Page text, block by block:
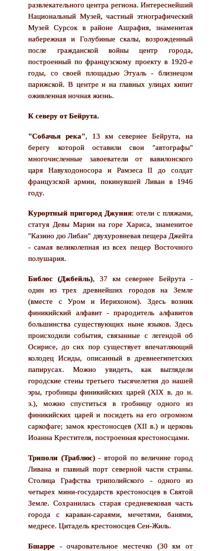
развлекательного центра региона. Интереснейший
Национальный Музей, частный этнографический
Музей Сурсок в районе Ашрафия, знаменитая
набережная и Голубиные скалы, возрожденный
после гражданской войны центр города,
построенный по французскому проекту в 1920-е
годы, со своей площадью Этуаль - близнецом
парижской. В центре и на главных улицах кипит
оживленная ночная жизнь.
К северу от Бейрута.
"Собачья река", 13 км севернее Бейрута, на
берегу которой оставили свои "автографы"
многочисленные завоеватели от вавилонского
царя Навуходоносора и Рамзеса II до солдат
французской армии, покинувшей Ливан в 1946
году.
Курортный пригород Джуния: отели с пляжами,
статуя Девы Марии на горе Хариса, знаменитое
"Казино дю Либан" двухуровневая пещера Джейта
- самая великолепная из всех пещер Восточного
полушария.
Библос (Джбейль), 37 км севернее Бейрута -
один из трех древнейших городов на Земле
(вместе с Уром и Иерихоном). Здесь возник
финикийский алфавит - прародитель алфавитов
большинства существующих ныне языков. Здесь
происходили события, связанные с легендой об
Осирисе, до сих пор существует впечатляющий
колодец Исиды, описанный в древнеегипетских
папирусах. Можно увидеть, как выглядели
городские стены третьего тысячелетия до нашей
эры, гробницы финикийских царей (XIX в. до н.
э.), можно спуститься в гробницу одного из
финикийских царей и посидеть на его огромном
саркофаге; замок крестоносцев (XII в.) и церковь
Иоанна Крестителя, построенная крестоносцами.
Триполи (Траблюс)- второй по величине город
Ливана и главный порт северной части страны.
Столица Графства триполийского - одного из
четырех мини-государств крестоносцев в Святой
Земле. Сохранилась старая средневековая часть
города с караван-сараями, мечетями, банями,
медресе. Цитадель крестоносцев Сен-Жиль.
Бшарре - очаровательное местечко (30 км от